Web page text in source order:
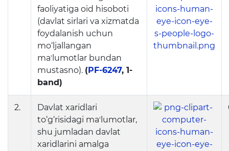
Kelajak markazi
Hisobotlar
Interaktiv xizmatlar
1-sinfga qabul
Elektron shahodatnoma
Raqamli kutubxona
faoliyatiga oid hisoboti
(davlat sirlari va xizmatda
foydalanish uchun
mo‘ljallangan
maʼlumotlar bundan
mustasno). (PF-6247, 1-
band)
2.
Davlat xaridlari
to‘g‘risidagi maʼlumotlar,
shu jumladan davlat
xaridlarini amalga